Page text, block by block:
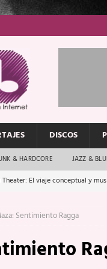
DISCOS
& HARDCORE JAZZ &
Theater: El viaje conceptual y
Todo: El rock urbano sigue en
los que van a escucharte te
Maiden: Música y arte que forjaron
Sentimiento Ragga